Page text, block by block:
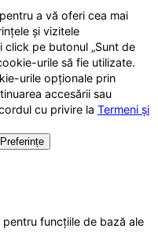
a vă oferi cea mai
și vizitele
click pe butonul „Sunt de
urile să fie utilizate.
urile opționale prin
accesării sau
cu privire la Termeni și
Preferințe
funcțiile de bază ale